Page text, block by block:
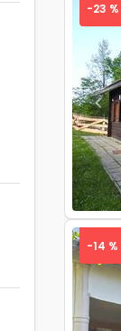
-23 %
-14 %